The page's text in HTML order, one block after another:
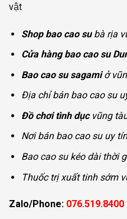
vật
Shop bao cao subà rịa
Cửa hàng bao cao su
Bao cao su sagamiở
Địa chỉ bán bao cao su
Đồ chơi tình dụcvũng
Nơi bán bao cao su uy
Bao cao su kéo dài thời
Thuốc trị xuất tinh sớm
Zalo/Phone: 076.519.8400